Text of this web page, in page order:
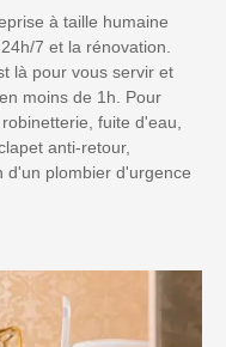
à taille humaine
7 et la rénovation.
là pour vous servir et
moins de 1h. Pour
fuite d'eau,
anti-retour,
d'un plombier d'urgence